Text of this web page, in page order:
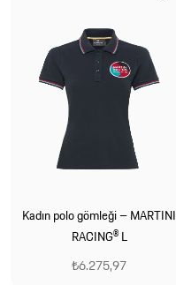
Kadın polo gömleği – MARTINI
RACING® L
₺6.275,97